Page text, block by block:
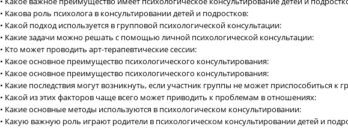
• Какова роль психолога в консультировании детей и подростков:
• Какой подход используется в групповой психологической консультации:
• Какие задачи можно решать с помощью личной психологической консультации:
• Кто может проводить арт-терапевтические сессии:
• Какое основное преимущество психологического консультирования:
• Какое основное преимущество психологического консультирования:
• Какие последствия могут возникнуть, если участник группы не может приспособиться к
• Какой из этих факторов чаще всего может приводить к проблемам в отношениях:
• Какие основные методы используются в психологическом консультировании:
• Какую важную роль играют родители в психологическом консультировании детей и